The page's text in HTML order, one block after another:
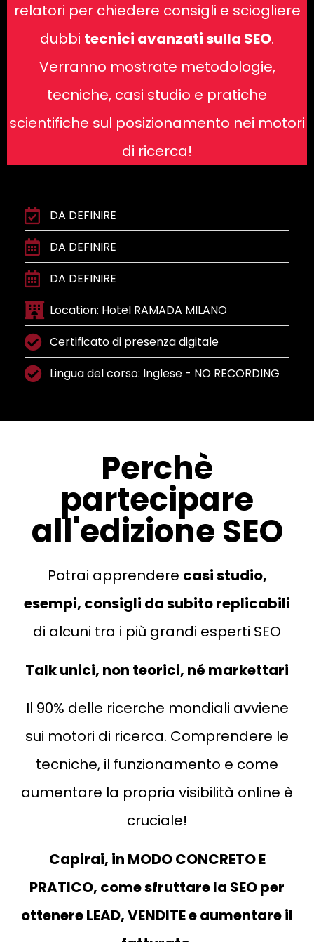
relatori per chiedere consigli e sciogliere
dubbi tecnici avanzati sulla SEO.
Verranno mostrate metodologie,
tecniche, casi studio e pratiche
scientifiche sul posizionamento nei motori
di ricerca!
DA DEFINIRE
DA DEFINIRE
DA DEFINIRE
Location: Hotel RAMADA MILANO
Certificato di presenza digitale
Lingua del corso: Inglese - NO RECORDING
Perchè
partecipare
all'edizione SEO
Potrai apprendere casi studio,
esempi, consigli da subito replicabili
di alcuni tra i più grandi esperti SEO
Talk unici, non teorici, né markettari
Il 90% delle ricerche mondiali avviene
sui motori di ricerca. Comprendere le
tecniche, il funzionamento e come
aumentare la propria visibilità online è
cruciale!
Capirai, in MODO CONCRETO E
PRATICO, come sfruttare la SEO per
ottenere LEAD, VENDITE e aumentare il